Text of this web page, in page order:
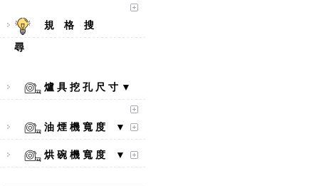
規 格 搜
尋
爐 具 挖 孔 尺 寸 ▼
油 煙 機 寬 度 ▼
烘 碗 機 寬 度 ▼